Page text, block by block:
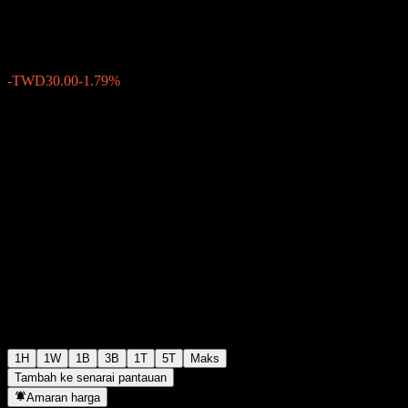
-TWD30.00-1.79%
1H 1W 1B 3B 1T 5T
Maks
Tambah ke senarai pantauan
Amaran harga